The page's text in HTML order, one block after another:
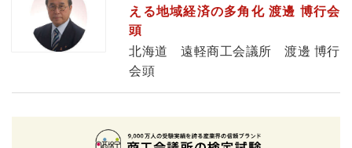
える地域経済の多角化 渡邊 博行会
頭
北海道 遠軽商工会議所 渡邊 博行
会頭